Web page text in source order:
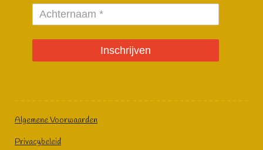
Inschrijven
Algemene Voorwaarden
Privacybeleid